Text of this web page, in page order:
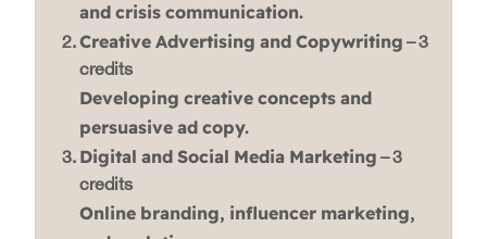
and crisis communication.
Creative Advertising and Copywriting – 3
credits
Developing creative concepts and
persuasive ad copy.
Digital and Social Media Marketing – 3
credits
Online branding, influencer marketing,